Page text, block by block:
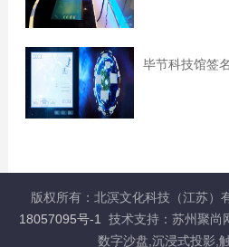
毕节科技馆签
版权所有：北溟文化科技（江苏）
18057095号-1
技术支持：苏州聚尚
数字沙盘,沉浸式投影,